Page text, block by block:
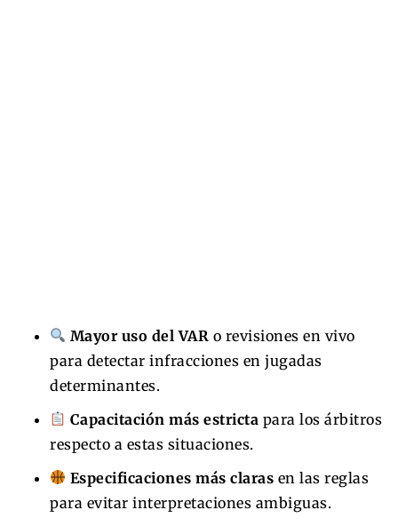
Mayor uso del VAR o revisiones en vivo
para detectar infracciones en jugadas
determinantes.
Capacitación más estricta para los árbitros
respecto a estas situaciones.
Especificaciones más claras en las reglas
para evitar interpretaciones ambiguas.